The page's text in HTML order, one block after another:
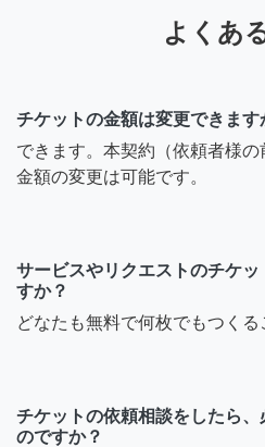
よくあ
チケットの金額は変更できます
できます。本契約（依頼者様の
金額の変更は可能です。
サービスやリクエストのチケ
すか？
どなたも無料で何枚でもつくる
チケットの依頼相談をしたら
のですか？